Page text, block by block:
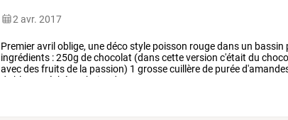
2 avr. 2017
Premieravril oblige, unedécostyle poisson rougedans un bassin
ingrédients :250g dechocolat (danscetteversion c'était du
avecdesfruitsde la passion) 1 grossecuillèrede purée
de
bleuet séchés baies de